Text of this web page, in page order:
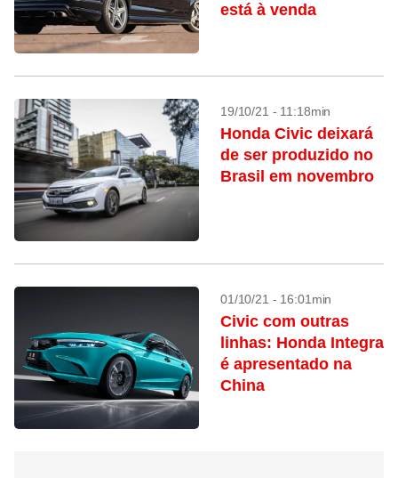
está à venda
19/10/21 - 11:18min
Honda Civic deixará
de ser produzido no
Brasil em novembro
01/10/21 - 16:01min
Civic com outras
linhas: Honda Integra
é apresentado na
China